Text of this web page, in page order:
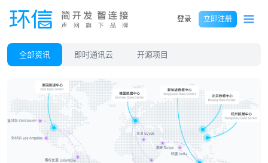
登录 立即注册
全部资讯 即时通讯云 开源项目